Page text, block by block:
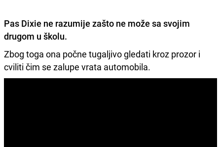
Pas Dixie ne razumije zašto ne može sa svojim
drugom u školu.
Zbog toga ona počne tugaljivo gledati kroz prozor i
cviliti čim se zalupe vrata automobila.